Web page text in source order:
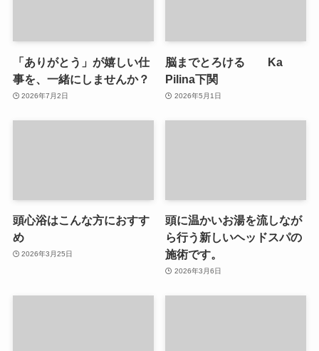
「ありがとう」が嬉しい仕
事を、一緒にしませんか？
2026年7月2日
脳までとろける Ka
Pilina下関
2026年5月1日
頭心浴はこんな方におすす
め
2026年3月25日
頭に温かいお湯を流しなが
ら行う新しいヘッドスパの
施術です。
2026年3月6日